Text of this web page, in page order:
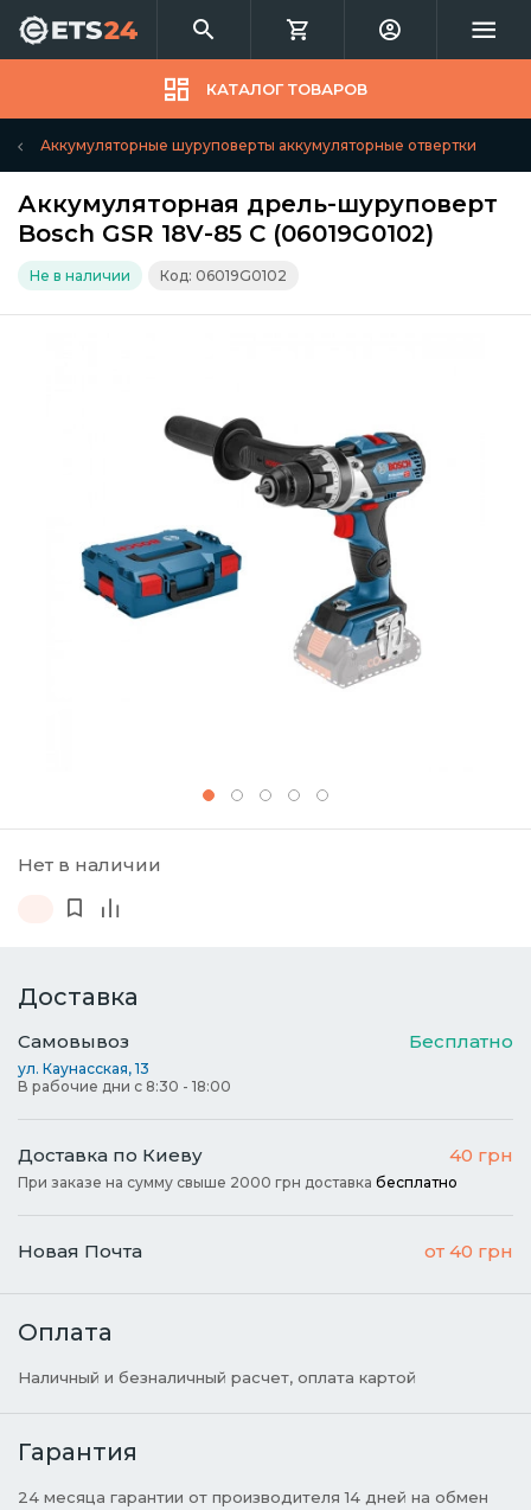
КАТАЛОГ ТОВАРОВ
Аккумуляторные шуруповерты аккумуляторные отвертки
Аккумуляторная дрель-шуруповерт
Bosch GSR 18V-85 C (06019G0102)
Не в наличии Код: 06019G0102
Нет в наличии
Доставка
Самовывоз Бесплатно
ул. Каунасская, 13
В рабочие дни с 8:30 - 18:00
Доставка по Киеву 40 грн
При заказе на сумму свыше 2000 грн доставка бесплатно
Новая Почта от 40 грн
Оплата
Наличный и безналичный расчет, оплата картой
Гарантия
24 месяца гарантии от производителя 14 дней на обмен